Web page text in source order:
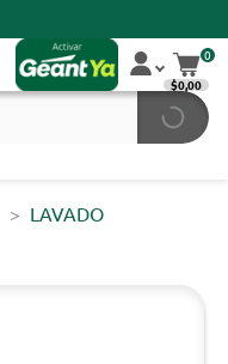
0
$0,00
LAVADO